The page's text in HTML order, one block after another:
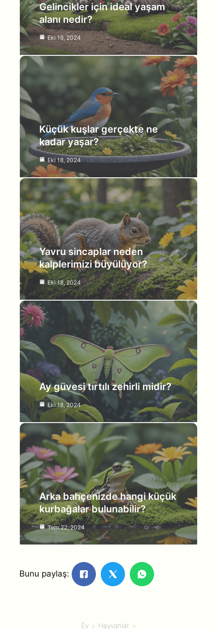
Gelincikler için ideal yaşam
alanı nedir?
Eki 18, 2024
Küçük kuşlar gerçekte ne
kadar yaşar?
Eki 18, 2024
Yavru sincaplar neden
kalplerimizi büyülüyor?
Eki 18, 2024
Ay güvesi tırtılı zehirli midir?
Eki 18, 2024
Arka bahçenizde hangi küçük
kurbağalar bulunabilir?
Tem 22, 2024
Bunu paylaş:
Ev Hayvanlar